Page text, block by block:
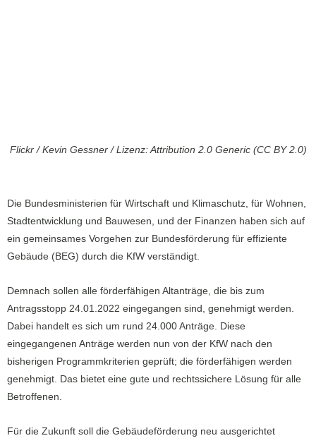
Flickr / Kevin Gessner / Lizenz: Attribution 2.0 Generic (CC BY 2.0)
Die Bundesministerien für Wirtschaft und Klimaschutz, für Wohnen,
Stadtentwicklung und Bauwesen, und der Finanzen haben sich auf
ein gemeinsames Vorgehen zur Bundesförderung für effiziente
Gebäude (BEG) durch die KfW verständigt.
Demnach sollen alle förderfähigen Altanträge, die bis zum
Antragsstopp 24.01.2022 eingegangen sind, genehmigt werden.
Dabei handelt es sich um rund 24.000 Anträge. Diese
eingegangenen Anträge werden nun von der KfW nach den
bisherigen Programmkriterien geprüft; die förderfähigen werden
genehmigt. Das bietet eine gute und rechtssichere Lösung für alle
Betroffenen.
Für die Zukunft soll die Gebäudeförderung neu ausgerichtet